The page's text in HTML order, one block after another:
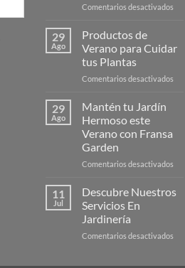
Comentarios desactivados
29
Ago
Productos de
Verano para Cuidar
tus Plantas
Comentarios desactivados
29
Ago
Mantén tu Jardín
Hermoso este
Verano con Fransa
Garden
Comentarios desactivados
11
Jul
Descubre Nuestros
Servicios En
Jardinería
Comentarios desactivados